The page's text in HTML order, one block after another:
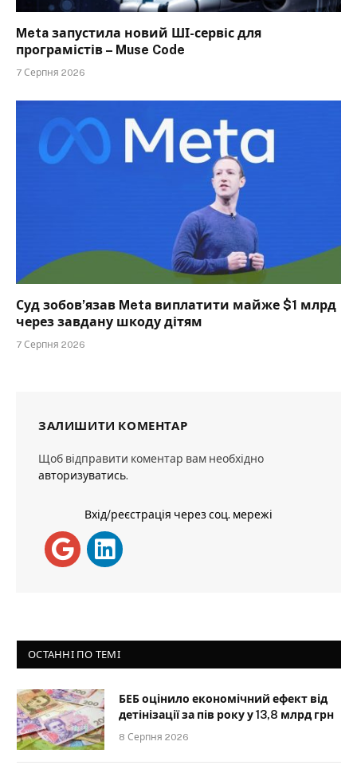
Meta запустила новий ШІ-сервіс для
програмістів – Muse Code
7 Серпня 2026
Суд зобов’язав Meta виплатити майже $1 млрд
через завдану шкоду дітям
7 Серпня 2026
ЗАЛИШИТИ КОМЕНТАР
Щоб відправити коментар вам необхідно
авторизуватись.
Вхід/реєстрація через соц. мережі
ОСТАННІ ПО ТЕМІ
БЕБ оцінило економічний ефект від
детінізації за пів року у 13,8 млрд грн
8 Серпня 2026